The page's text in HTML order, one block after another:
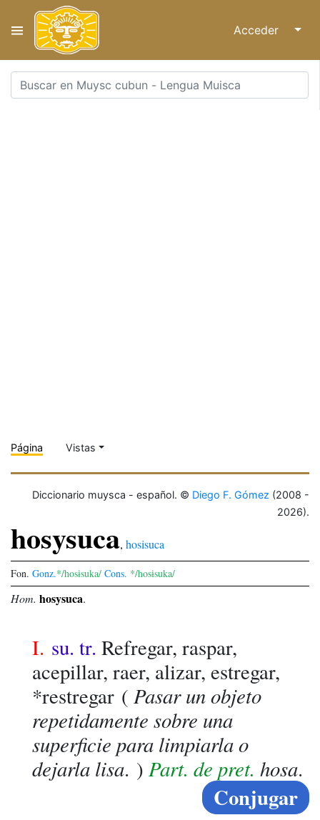
Acceder ↓
Página Vistas
Diccionario muysca - español. © Diego F. Gómez (2008 -
2026).
hosysuca, hosisuca
Fon. Gonz.*/hosɨsuka/ Cons. */hosɨsuka/
Hom. hosysuca.
I. su. tr. Refregar, raspar,
acepillar, raer, alizar, estregar,
*restregar ( Pasar un objeto
repetidamente sobre una
superficie para limpiarla o
dejarla lisa. ) Part. de pret. hosa.
Conjugar